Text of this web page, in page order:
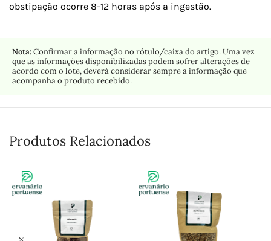
obstipação ocorre 8-12 horas após a ingestão.
Nota:Confirmar a informação no rótulo/caixa do artigo. Uma vez
que as informações disponibilizadas podem sofrer alterações de
acordo com o lote, deverá considerar sempre a informação que
acompanha o produto recebido.
Produtos Relacionados